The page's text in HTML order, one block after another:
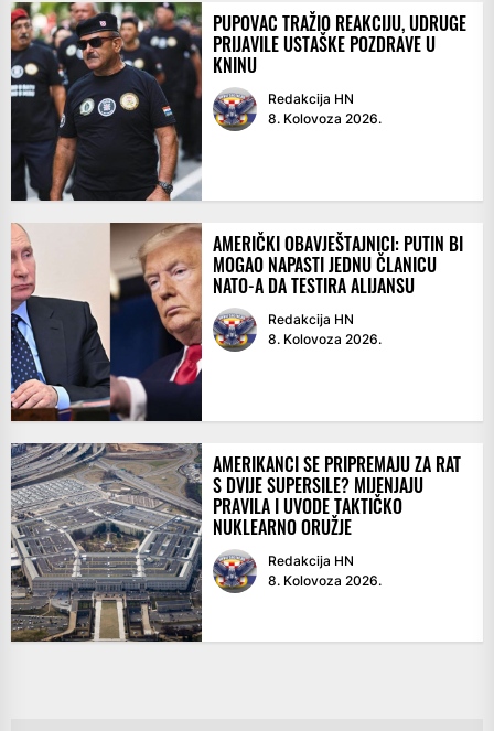
PUPOVAC TRAŽIO REAKCIJU, UDRUGE
PRIJAVILE USTAŠKE POZDRAVE U
KNINU
Redakcija HN
8. Kolovoza 2026.
AMERIČKI OBAVJEŠTAJNICI: PUTIN BI
MOGAO NAPASTI JEDNU ČLANICU
NATO-A DA TESTIRA ALIJANSU
Redakcija HN
8. Kolovoza 2026.
AMERIKANCI SE PRIPREMAJU ZA RAT
S DVIJE SUPERSILE? MIJENJAJU
PRAVILA I UVODE TAKTIČKO
NUKLEARNO ORUŽJE
Redakcija HN
8. Kolovoza 2026.